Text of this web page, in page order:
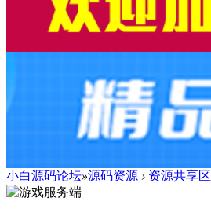
小白源码论坛»源码资源 › 资源共享区